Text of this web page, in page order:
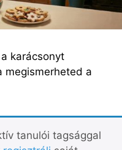
karácsonyt
megismerheted a
tanulói tagsággal